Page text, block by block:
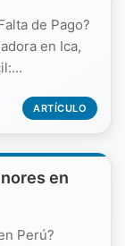
de Pago?
en Ica,
ARTÍCULO
en
Perú?